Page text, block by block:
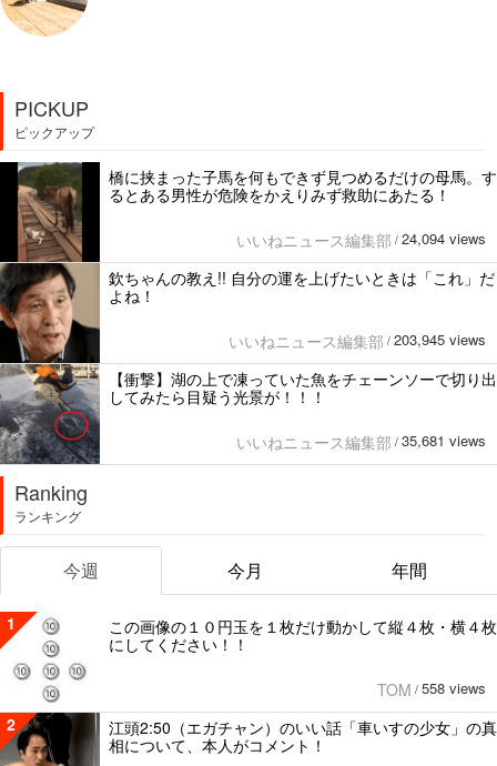
PICKUP
ピックアップ
橋に挟まった子馬を何もできず見つめるだけの母馬。す
るとある男性が危険をかえりみず救助にあたる！
いいねニュース編集部 / 24,094 views
欽ちゃんの教え!! 自分の運を上げたいときは「これ」だ
よね！
いいねニュース編集部 / 203,945 views
【衝撃】湖の上で凍っていた魚をチェーンソーで切り出
してみたら目疑う光景が！！！
いいねニュース編集部 / 35,681 views
Ranking
ランキング
今週 今月 年間
1
この画像の１０円玉を１枚だけ動かして縦４枚・横４枚
にしてください！！
TOM / 558 views
2
江頭2:50（エガチャン）のいい話「車いすの少女」の真
相について、本人がコメント！